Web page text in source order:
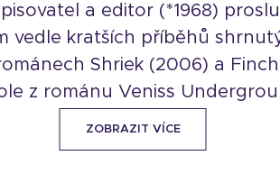
a editor (*1968)
vedle kratších příběhů
Shriek (2006) a
z románu Veniss
ZOBRAZIT VÍCE